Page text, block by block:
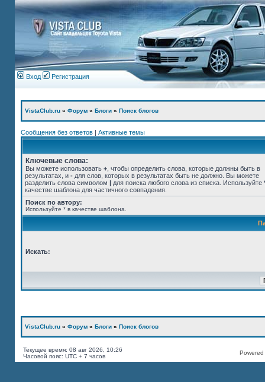
Вход Регистрация
VistaClub.ru » Форум » Блоги » Поиск блогов
Сообщения без ответов | Активные темы
Ключевые слова:
Вы можете использовать + , чтобы определить слова, которые должны быть в
результатах, и - для слов, которых в результатах быть не должно. Вы можете
разделить слова символом | для поиска любого слова из списка. Используйте
качестве шаблона для частичного совпадения.
Поиск по автору:
Используйте * в качестве шаблона.
Искать:
VistaClub.ru » Форум » Блоги » Поиск блогов
Текущее время: 08 авг 2026, 10:26
Часовой пояс: UTC + 7 часов